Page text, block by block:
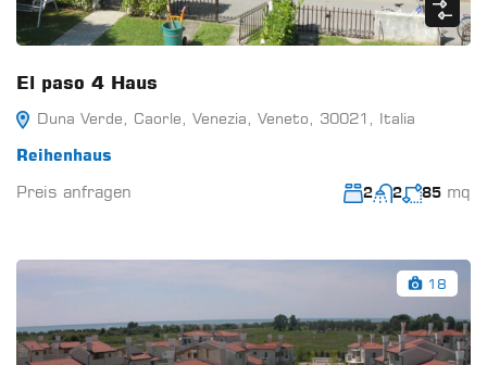
El paso 4 Haus
Duna Verde, Caorle, Venezia, Veneto, 30021, Italia
Reihenhaus
Preis anfragen
2 2 85 mq
18